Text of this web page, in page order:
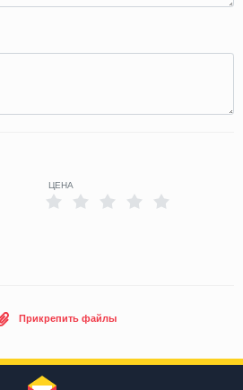
ЦЕНА
Прикрепить файлы